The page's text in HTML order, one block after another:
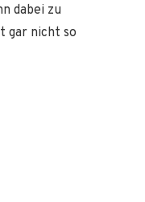
dabei zu
gar nicht so